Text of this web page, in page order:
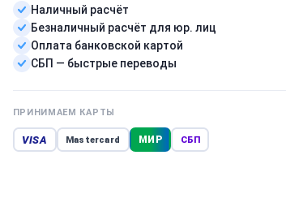
Наличный расчёт
Безналичный расчёт для юр. лиц
Оплата банковской картой
СБП — быстрые переводы
ПРИНИМАЕМ КАРТЫ
VISA Mastercard МИР СБП